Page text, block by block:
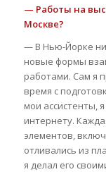
— Работы на
Москве?
— В Нью-Йорке
новые формы
работами. Сам я
время с
мои ассистенты,
интернету.
элементов,
отливались из
я делал его